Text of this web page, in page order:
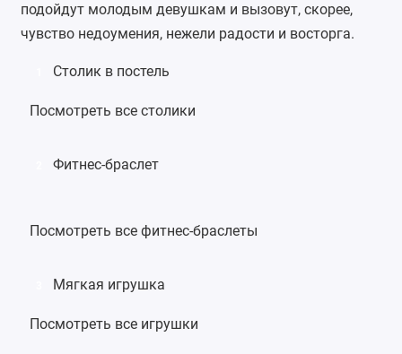
подойдут молодым девушкам и вызовут, скорее,
чувство недоумения, нежели радости и восторга.
Столик в постель
Посмотреть все столики
Фитнес-браслет
Посмотреть все фитнес-браслеты
Мягкая игрушка
Посмотреть все игрушки